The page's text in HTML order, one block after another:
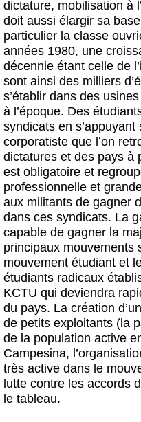
dictature, mobilisation à
doit aussi élargir sa
particulier la classe
années 1980, une
décennie étant celle de
sont ainsi des milliers
s’établir dans des
à l’époque. Des
syndicats en
corporatiste que l’on
dictatures et des pays à
est obligatoire et
professionnelle et
aux militants de gagner
dans ces syndicats. La
capable de gagner la
principaux mouvements
mouvement étudiant et
étudiants radicaux
KCTU qui deviendra
du pays. La création
de petits exploitants (la
de la population active
Campesina,
très active dans le
lutte contre les accords
le tableau.